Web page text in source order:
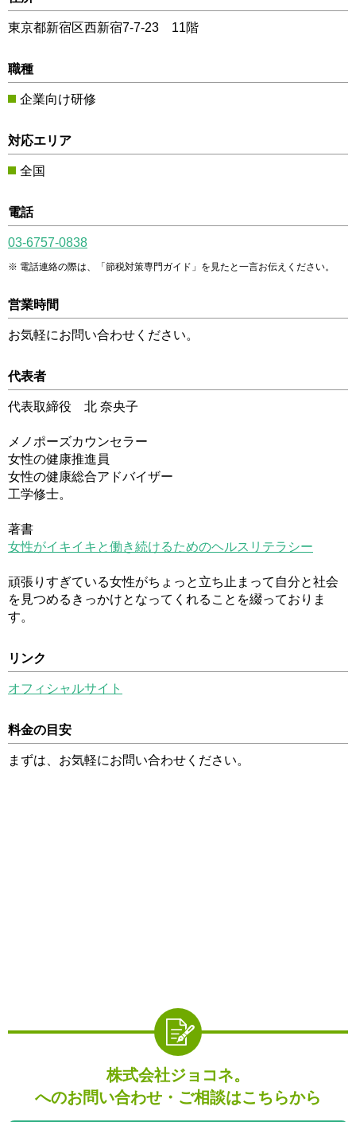
東京都新宿区西新宿7-7-23 11階
職種
企業向け研修
対応エリア
全国
電話
03-6757-0838
電話連絡の際は、「節税対策専門ガイド」を見たと一言お伝えください。
営業時間
お気軽にお問い合わせください。
代表者
代表取締役 北 奈央子
メノポーズカウンセラー
女性の健康推進員
女性の健康総合アドバイザー
工学修士。
著書
女性がイキイキと働き続けるためのヘルスリテラシー
頑張りすぎている女性がちょっと立ち止まって自分と社会
を見つめるきっかけとなってくれることを綴っておりま
す。
リンク
オフィシャルサイト
料金の目安
まずは、お気軽にお問い合わせください。
株式会社ジョコネ。
へのお問い合わせ・ご相談はこちらから